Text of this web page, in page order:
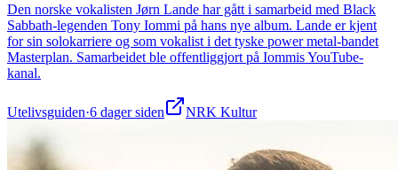
Den norske vokalisten Jørn Lande har gått i samarbeid med Black
Sabbath-legenden Tony Iommi på hans nye album. Lande er kjent
for sin solokarriere og som vokalist i det tyske power metal-bandet
Masterplan. Samarbeidet ble offentliggjort på Iommis YouTube-
kanal.
Utelivsguiden·6 dager siden NRK Kultur